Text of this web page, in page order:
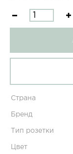
Страна
Бренд
Тип розетки
Цвет